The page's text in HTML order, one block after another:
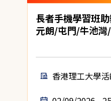
長者手機學習班
元朗/屯門/牛池
香港理工大學